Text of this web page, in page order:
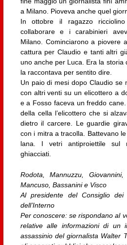
a Milano. Pioveva anche quel
In ottobre il ragazzo
collaborare e i carabinieri
Milano. Cominciarono a piovere
cattura per Claudio e tanti altri
uno anche per Luca. Era la storia
la raccontava per sentito dire.
Un paio di mesi dopo Claudio se
con altri venti su un elicottero a
e a Fosso faceva un freddo
della cella l’elicottero che si
dietro il carcere. Le guardie
con i mitra a tracolla. Battevano
lana. I vetri antiproiettile sul
ghiacciati.
Rodota, Mannuzzu,
Mancuso, Bassanini e Visco
Al presidente del Consiglio
dell’Interno
Per conoscere: se rispondano al
relative alle informazioni di un
assassinio del giornalista Walter